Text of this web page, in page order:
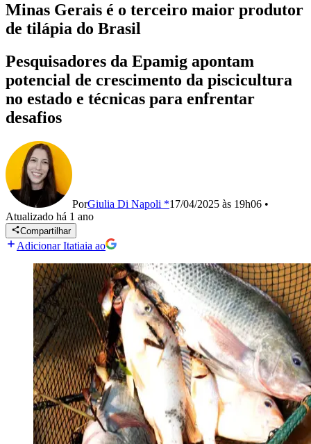
Minas Gerais é o terceiro maior produtor
de tilápia do Brasil
Pesquisadores da Epamig apontam
potencial de crescimento da piscicultura
no estado e técnicas para enfrentar
desafios
PorGiulia Di Napoli *17/04/2025 às 19h06 •
Atualizado há 1 ano
Compartilhar
Adicionar Itatiaia ao